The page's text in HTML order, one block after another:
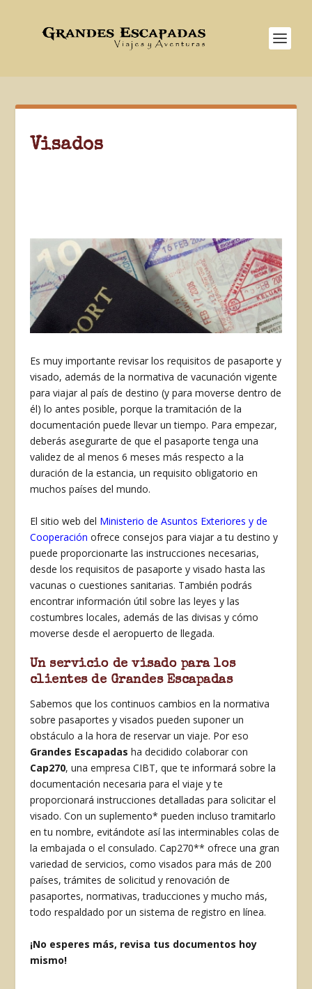
Visados
Es muy importante revisar los requisitos de pasaporte y
visado, además de la normativa de vacunación vigente
para viajar al país de destino (y para moverse dentro de
él) lo antes posible, porque la tramitación de la
documentación puede llevar un tiempo. Para empezar,
deberás asegurarte de que el pasaporte tenga una
validez de al menos 6 meses más respecto a la
duración de la estancia, un requisito obligatorio en
muchos países del mundo.
El sitio web del Ministerio de Asuntos Exteriores y de
Cooperación ofrece consejos para viajar a tu destino y
puede proporcionarte las instrucciones necesarias,
desde los requisitos de pasaporte y visado hasta las
vacunas o cuestiones sanitarias. También podrás
encontrar información útil sobre las leyes y las
costumbres locales, además de las divisas y cómo
moverse desde el aeropuerto de llegada.
Un servicio de visado para los
clientes de Grandes Escapadas
Sabemos que los continuos cambios en la normativa
sobre pasaportes y visados pueden suponer un
obstáculo a la hora de reservar un viaje. Por eso
Grandes Escapadas ha decidido colaborar con
Cap270, una empresa CIBT, que te informará sobre la
documentación necesaria para el viaje y te
proporcionará instrucciones detalladas para solicitar el
visado. Con un suplemento* pueden incluso tramitarlo
en tu nombre, evitándote así las interminables colas de
la embajada o el consulado. Cap270** ofrece una gran
variedad de servicios, como visados para más de 200
países, trámites de solicitud y renovación de
pasaportes, normativas, traducciones y mucho más,
todo respaldado por un sistema de registro en línea.
¡No esperes más, revisa tus documentos hoy
mismo!